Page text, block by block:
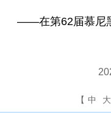
——在第62届慕尼
【 中 大